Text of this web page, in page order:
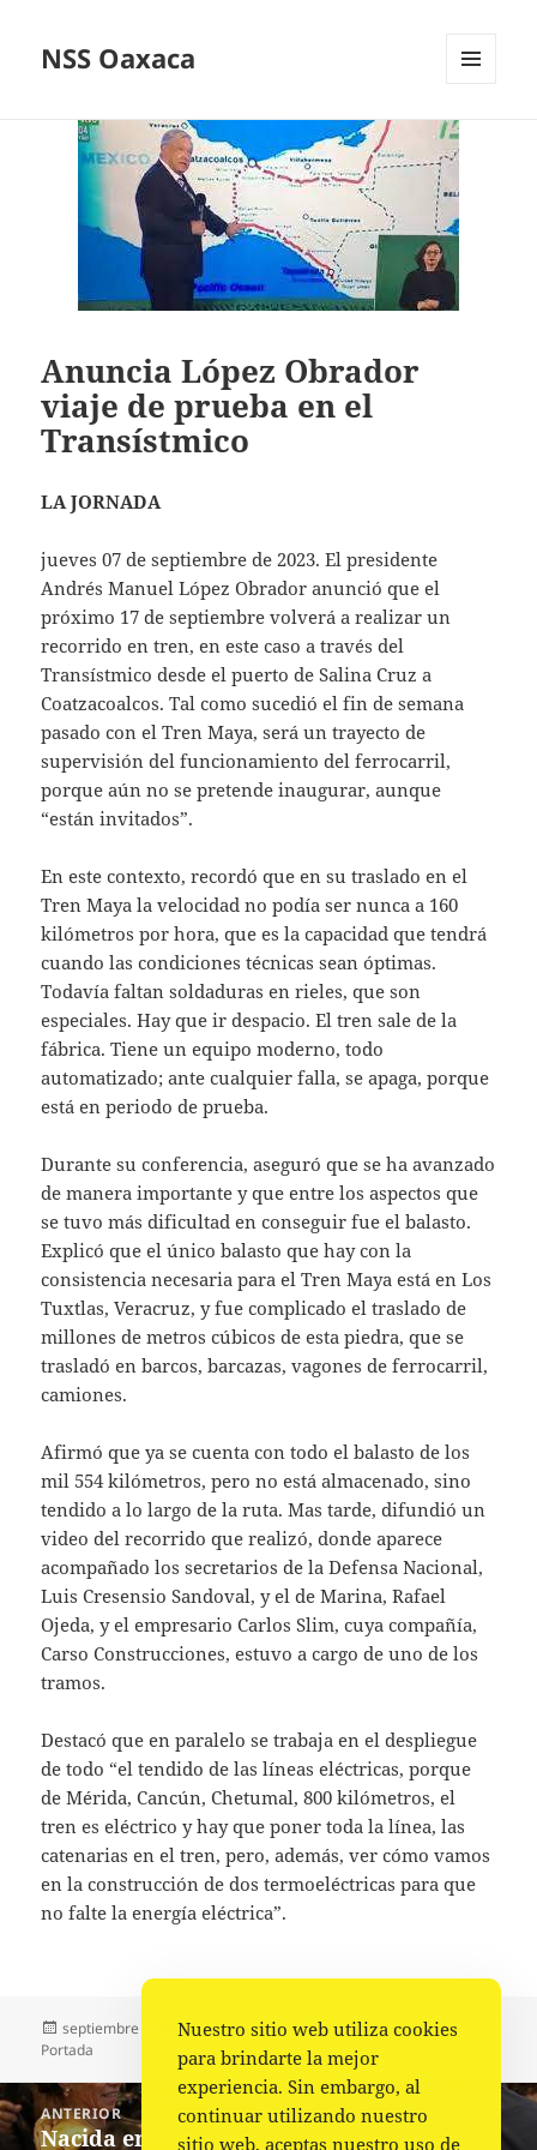
NSS Oaxaca
WIDGETS
Anuncia López Obrador
viaje de prueba en el
Transístmico
LA JORNADA
jueves 07 de septiembre de 2023. El presidente
Andrés Manuel López Obrador anunció que el
próximo 17 de septiembre volverá a realizar un
recorrido en tren, en este caso a través del
Transístmico desde el puerto de Salina Cruz a
Coatzacoalcos. Tal como sucedió el fin de semana
pasado con el Tren Maya, será un trayecto de
supervisión del funcionamiento del ferrocarril,
porque aún no se pretende inaugurar, aunque
“están invitados”.
En este contexto, recordó que en su traslado en el
Tren Maya la velocidad no podía ser nunca a 160
kilómetros por hora, que es la capacidad que tendrá
cuando las condiciones técnicas sean óptimas.
Todavía faltan soldaduras en rieles, que son
especiales. Hay que ir despacio. El tren sale de la
fábrica. Tiene un equipo moderno, todo
automatizado; ante cualquier falla, se apaga, porque
está en periodo de prueba.
Durante su conferencia, aseguró que se ha avanzado
de manera importante y que entre los aspectos que
se tuvo más dificultad en conseguir fue el balasto.
Explicó que el único balasto que hay con la
consistencia necesaria para el Tren Maya está en Los
Tuxtlas, Veracruz, y fue complicado el traslado de
millones de metros cúbicos de esta piedra, que se
trasladó en barcos, barcazas, vagones de ferrocarril,
camiones.
Afirmó que ya se cuenta con todo el balasto de los
mil 554 kilómetros, pero no está almacenado, sino
tendido a lo largo de la ruta. Mas tarde, difundió un
video del recorrido que realizó, donde aparece
acompañado los secretarios de la Defensa Nacional,
Luis Cresensio Sandoval, y el de Marina, Rafael
Ojeda, y el empresario Carlos Slim, cuya compañía,
Carso Construcciones, estuvo a cargo de uno de los
tramos.
Destacó que en paralelo se trabaja en el despliegue
de todo “el tendido de las líneas eléctricas, porque
de Mérida, Cancún, Chetumal, 800 kilómetros, el
tren es eléctrico y hay que poner toda la línea, las
catenarias en el tren, pero, además, ver cómo vamos
en la construcción de dos termoeléctricas para que
no falte la energía eléctrica”.
Publicado
el
septiembre 7, 2023 Autor
Fuente Categorías
Destacadas ,Nacional,
Portada
Navegación
de
ANTERIOR
Entrada
Nacida en la izquierda y destinada para
Nuestro sitio web utiliza cookies
para brindarte la mejor
experiencia. Sin embargo, al
continuar utilizando nuestro
sitio web, aceptas nuestro uso de